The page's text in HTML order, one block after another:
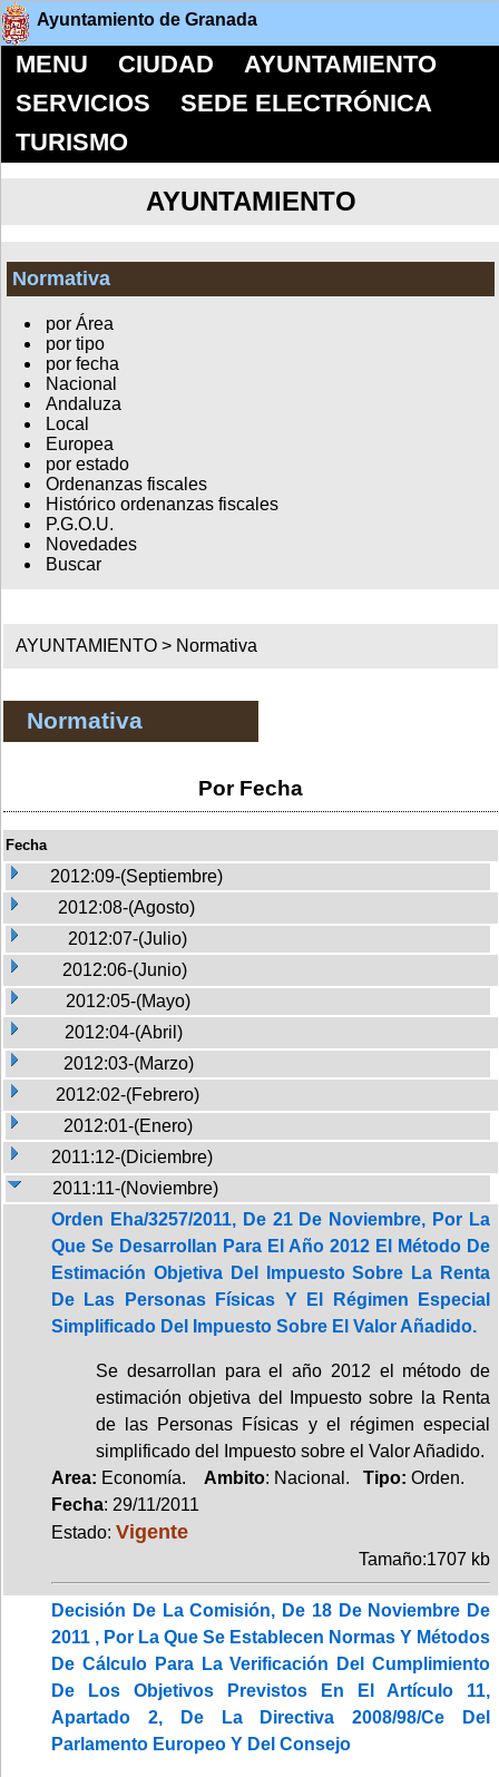
Ayuntamiento de Granada
MENU CIUDAD
AYUNTAMIENTO
SERVICIOS
SEDE ELECTRÓNICA
TURISMO
AYUNTAMIENTO
Normativa
por Área
por tipo
por fecha
Nacional
Andaluza
Local
Europea
por estado
Ordenanzas fiscales
Histórico ordenanzas fiscales
P.G.O.U.
Novedades
Buscar
AYUNTAMIENTO > Normativa
Normativa
Por Fecha
Fecha
2012:09-(Septiembre)
2012:08-(Agosto)
2012:07-(Julio)
2012:06-(Junio)
2012:05-(Mayo)
2012:04-(Abril)
2012:03-(Marzo)
2012:02-(Febrero)
2012:01-(Enero)
2011:12-(Diciembre)
2011:11-(Noviembre)
Orden Eha/3257/2011, De 21 De Noviembre, Por La
Que Se Desarrollan Para El Año 2012 El Método De
Estimación Objetiva Del Impuesto Sobre La Renta
De Las Personas Físicas Y El Régimen Especial
Simplificado Del Impuesto Sobre El Valor Añadido.
Se desarrollan para el año 2012 el método de
estimación objetiva del Impuesto sobre la Renta
de las Personas Físicas y el régimen especial
simplificado del Impuesto sobre el Valor Añadido.
Area: Economía. Ambito: Nacional. Tipo: Orden.
Fecha: 29/11/2011
Estado: Vigente
Tamaño:1707 kb
Decisión De La Comisión, De 18 De Noviembre De
2011 , Por La Que Se Establecen Normas Y Métodos
De Cálculo Para La Verificación Del Cumplimiento
De Los Objetivos Previstos En El Artículo 11,
Apartado 2, De La Directiva 2008/98/Ce Del
Parlamento Europeo Y Del Consejo